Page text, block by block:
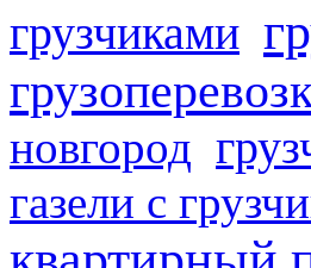
грузчиками
новгород
газели с